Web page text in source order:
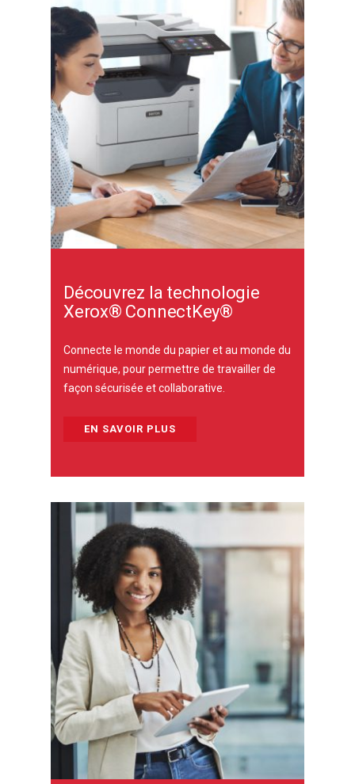
Découvrez la technologie
Xerox® ConnectKey®
Connecte le monde du papier et au monde du
numérique, pour permettre de travailler de
façon sécurisée et collaborative.
EN SAVOIR PLUS